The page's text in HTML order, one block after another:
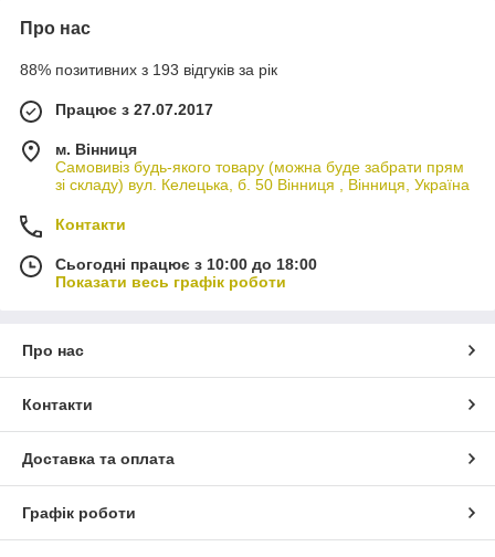
Про нас
88% позитивних з 193 відгуків за рік
Працює з 27.07.2017
м. Вінниця
Самовивіз будь-якого товару (можна буде забрати прям
зі складу) вул. Келецька, б. 50 Вінниця , Вінниця, Україна
Контакти
Сьогодні працює з 10:00 до 18:00
Показати весь графік роботи
Про нас
Контакти
Доставка та оплата
Графік роботи